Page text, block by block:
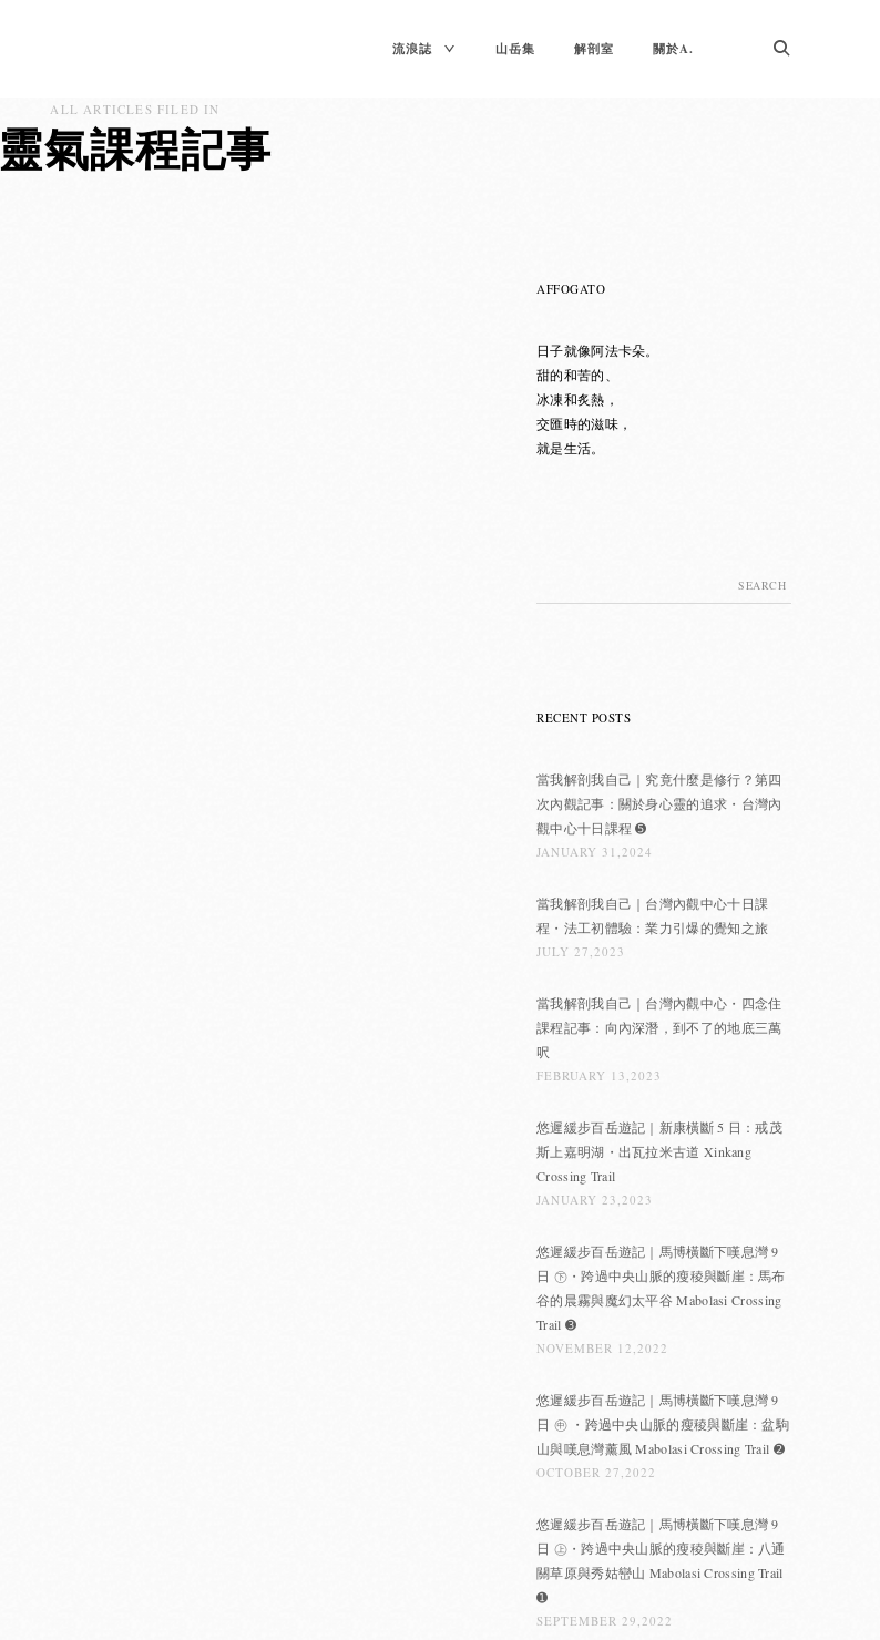
流浪誌 TOGGLE
CHILD
山岳集 解剖室 關於A.
ALL ARTICLES FILED IN
靈氣課程記事
AFFOGATO
日子就像阿法卡朵。
甜的和苦的、
冰凍和炙熱，
交匯時的滋味，
就是生活。
for:
RECENT POSTS
當我解剖我自己｜究竟什麼是修行？第四
次內觀記事：關於身心靈的追求・台灣內
觀中心十日課程 ➎
JANUARY 31,2024
當我解剖我自己｜台灣內觀中心十日課
程・法工初體驗：業力引爆的覺知之旅
JULY 27,2023
當我解剖我自己｜台灣內觀中心・四念住
課程記事：向內深潛，到不了的地底三萬
呎
FEBRUARY 13,2023
悠遲緩步百岳遊記｜新康橫斷 5 日：戒茂
斯上嘉明湖・出瓦拉米古道 Xinkang
Crossing Trail
JANUARY 23,2023
悠遲緩步百岳遊記｜馬博橫斷下嘆息灣 9
日 ㊦・跨過中央山脈的瘦稜與斷崖：馬布
谷的晨霧與魔幻太平谷 Mabolasi Crossing
Trail ➌
NOVEMBER 12,2022
悠遲緩步百岳遊記｜馬博橫斷下嘆息灣 9
日 ㊥ ・跨過中央山脈的瘦稜與斷崖：盆駒
山與嘆息灣薰風 Mabolasi Crossing Trail ➋
OCTOBER 27,2022
悠遲緩步百岳遊記｜馬博橫斷下嘆息灣 9
日 ㊤・跨過中央山脈的瘦稜與斷崖：八通
關草原與秀姑巒山 Mabolasi Crossing Trail
➊
SEPTEMBER 29,2022